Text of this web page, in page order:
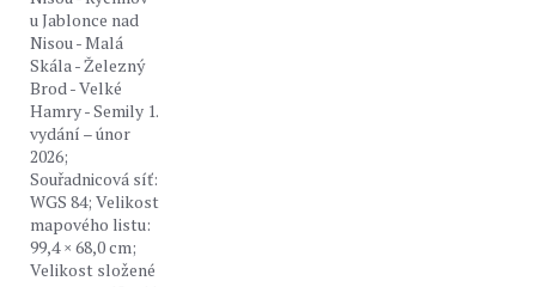
u Jablonce nad
Nisou - Malá
Skála - Železný
Brod - Velké
Hamry - Semily 1.
vydání – únor
2026;
Souřadnicová síť:
WGS 84; Velikost
mapového listu:
99,4 × 68,0 cm;
Velikost složené